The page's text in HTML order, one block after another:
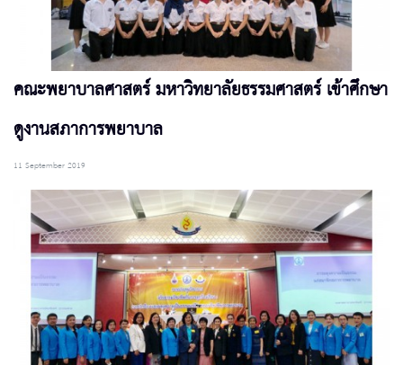
คณะพยาบาลศาสตร์ มหาวิทยาลัยธรรมศาสตร์ เข้าศึกษา
ดูงานสภาการพยาบาล
11 September 2019